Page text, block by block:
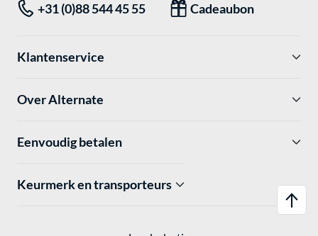
+31 (0)88 544 45 55
Cadeaubon
Klantenservice
Over Alternate
Eenvoudig betalen
Keurmerk en transporteurs